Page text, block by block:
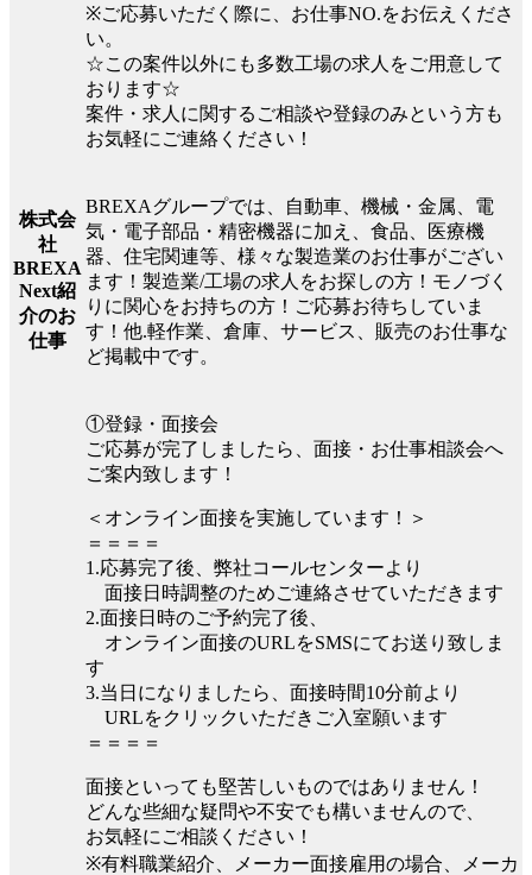
※ご応募いただく際に、お仕事NO.をお伝えくださ
い。
☆この案件以外にも多数工場の求人をご用意して
おります☆
案件・求人に関するご相談や登録のみという方も
お気軽にご連絡ください！
株式会
社
BREXA
Next紹
介のお
仕事
BREXAグループでは、自動車、機械・金属、電
気・電子部品・精密機器に加え、食品、医療機
器、住宅関連等、様々な製造業のお仕事がござい
ます！製造業/工場の求人をお探しの方！モノづく
りに関心をお持ちの方！ご応募お待ちしていま
す！他.軽作業、倉庫、サービス、販売のお仕事な
ど掲載中です。
①登録・面接会
ご応募が完了しましたら、面接・お仕事相談会へ
ご案内致します！
＜オンライン面接を実施しています！＞
＝＝＝＝
1.応募完了後、弊社コールセンターより
面接日時調整のためご連絡させていただきます
2.面接日時のご予約完了後、
オンライン面接のURLをSMSにてお送り致しま
す
3.当日になりましたら、面接時間10分前より
URLをクリックいただきご入室願います
＝＝＝＝
面接といっても堅苦しいものではありません！
どんな些細な疑問や不安でも構いませんので、
お気軽にご相談ください！
※有料職業紹介、メーカー面接雇用の場合、メーカ